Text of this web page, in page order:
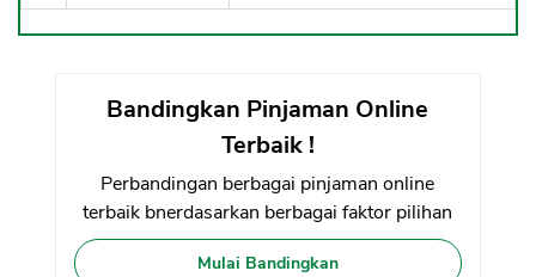
Bandingkan Pinjaman Online
Terbaik !
Perbandingan berbagai pinjaman online
terbaik bnerdasarkan berbagai faktor pilihan
Mulai Bandingkan